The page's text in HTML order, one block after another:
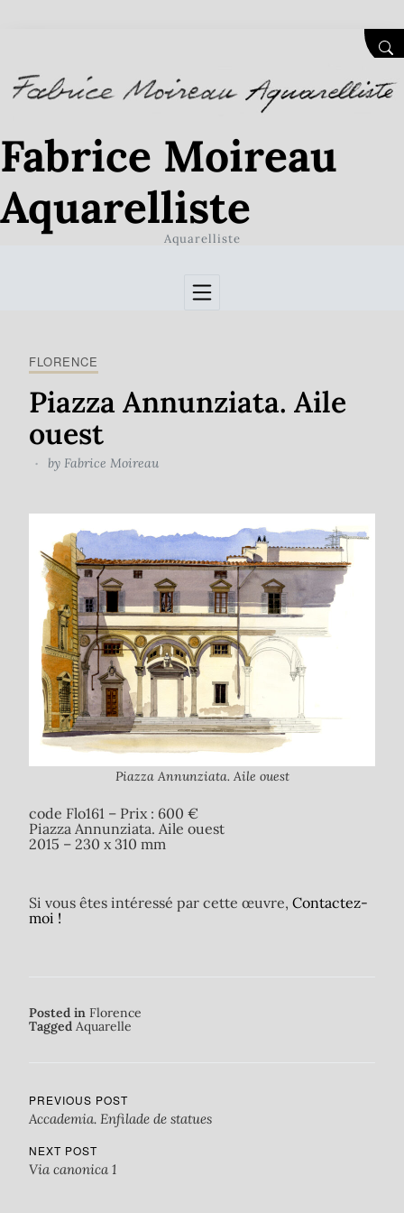
Fabrice Moireau
Aquarelliste
Aquarelliste
FLORENCE
Piazza Annunziata. Aile
ouest
by Fabrice Moireau
Piazza Annunziata. Aile ouest
code Flo161 – Prix : 600 €
Piazza Annunziata. Aile ouest
2015 – 230 x 310 mm
Si vous êtes intéressé par cette œuvre, Contactez-
moi !
Posted in Florence
Tagged Aquarelle
PREVIOUS POST
Accademia. Enfilade de statues
NEXT POST
Via canonica 1